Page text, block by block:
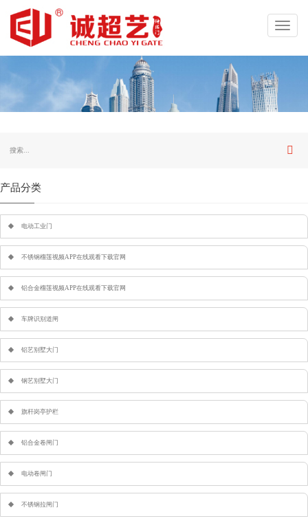
产品分类
电动工业门
不锈钢榴莲视频APP在线观看下载官网
铝合金榴莲视频APP在线观看下载官网
车牌识别道闸
铝艺别墅大门
钢艺别墅大门
旗杆岗亭护栏
铝合金卷闸门
电动卷闸门
不锈钢拉闸门